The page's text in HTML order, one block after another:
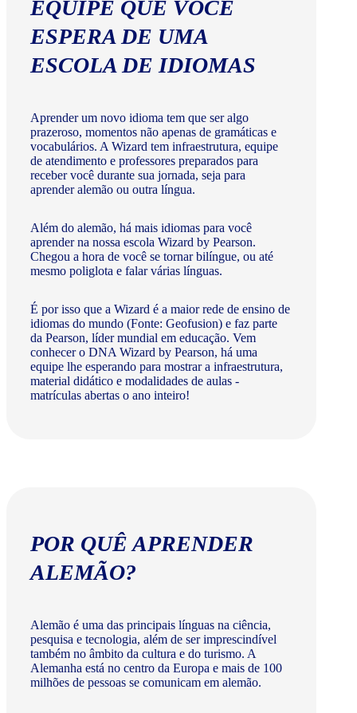
EQUIPE QUE VOCÊ
ESPERA DE UMA
ESCOLA DE IDIOMAS
Aprender um novo idioma tem que ser algo
prazeroso, momentos não apenas de gramáticas e
vocabulários. A Wizard tem infraestrutura, equipe
de atendimento e professores preparados para
receber você durante sua jornada, seja para
aprender alemão ou outra língua.
Além do alemão, há mais idiomas para você
aprender na nossa escola Wizard by Pearson.
Chegou a hora de você se tornar bilíngue, ou até
mesmo poliglota e falar várias línguas.
É por isso que a Wizard é a maior rede de ensino de
idiomas do mundo (Fonte: Geofusion) e faz parte
da Pearson, líder mundial em educação. Vem
conhecer o DNA Wizard by Pearson, há uma
equipe lhe esperando para mostrar a infraestrutura,
material didático e modalidades de aulas -
matrículas abertas o ano inteiro!
POR QUÊ APRENDER
ALEMÃO?
Alemão é uma das principais línguas na ciência,
pesquisa e tecnologia, além de ser imprescindível
também no âmbito da cultura e do turismo. A
Alemanha está no centro da Europa e mais de 100
milhões de pessoas se comunicam em alemão.